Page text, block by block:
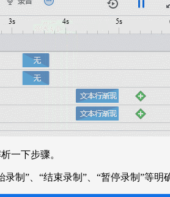
一下步骤。
制”、“结束录制”、“暂停录制”等